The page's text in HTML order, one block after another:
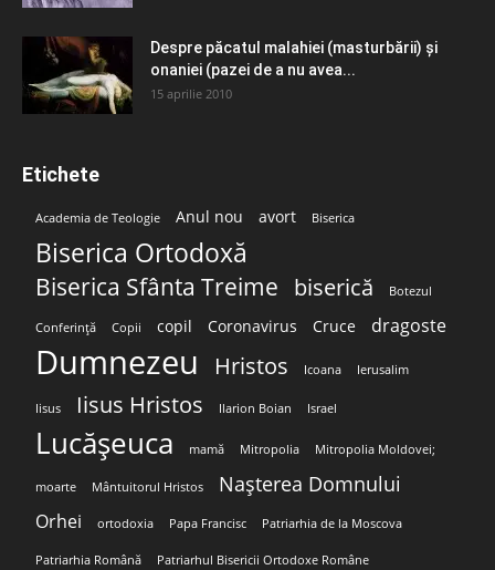
Despre păcatul malahiei (masturbării) şi
onaniei (pazei de a nu avea...
15 aprilie 2010
Etichete
Academia de Teologie Anul nou avort Biserica
Biserica Ortodoxă
Biserica Sfânta Treime biserică Botezul
Conferință Copii copil Coronavirus Cruce dragoste
Dumnezeu Hristos Icoana Ierusalim
Iisus Iisus Hristos Ilarion Boian Israel
Lucășeuca mamă Mitropolia Mitropolia Moldovei;
moarte Mântuitorul Hristos Nașterea Domnului
Orhei ortodoxia Papa Francisc Patriarhia de la Moscova
Patriarhia Română Patriarhul Bisericii Ortodoxe Române